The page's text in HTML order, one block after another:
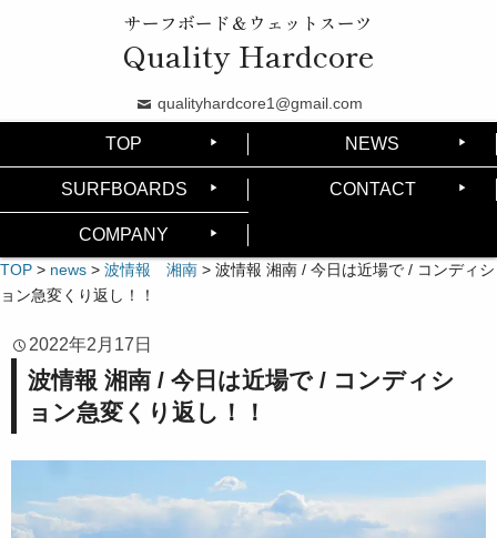
サーフボード＆ウェットスーツ
Quality Hardcore
qualityhardcore1@gmail.com
TOP NEWS
SURFBOARDS CONTACT
COMPANY
TOP > news > 波情報 湘南 > 波情報 湘南 / 今日は近場で / コンディシ
ョン急変くり返し！！
2022年2月17日
波情報 湘南 / 今日は近場で / コンディシ
ョン急変くり返し！！